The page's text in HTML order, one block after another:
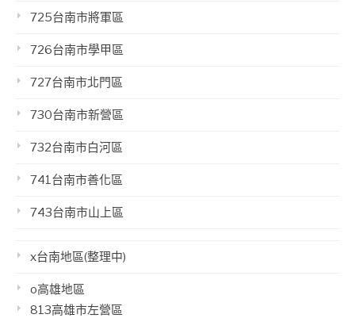
725台南市將軍區
726台南市學甲區
727台南市北門區
730台南市新營區
732台南市白河區
741台南市善化區
743台南市山上區
x台南地區(整理中)
o高雄地區
813高雄市左營區